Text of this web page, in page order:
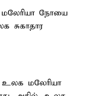
நோயை
சுகாதார
உலக மலேரியா